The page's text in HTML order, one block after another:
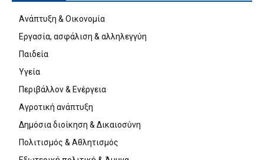
Ανάπτυξη & Οικονομία
Εργασία, ασφάλιση & αλληλεγγύη
Παιδεία
Υγεία
Περιβάλλον & Ενέργεια
Αγροτική ανάπτυξη
Δημόσια διοίκηση & Δικαιοσύνη
Πολιτισμός & Αθλητισμός